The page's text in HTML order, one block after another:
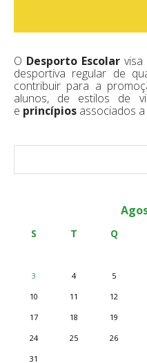
O Desporto Escolar
desportiva regular de
contribuir para a
alunos, de estilos de
e princípios associados
S T Q
3
4 5
10
11 12
17
18 19
24
25 26
31